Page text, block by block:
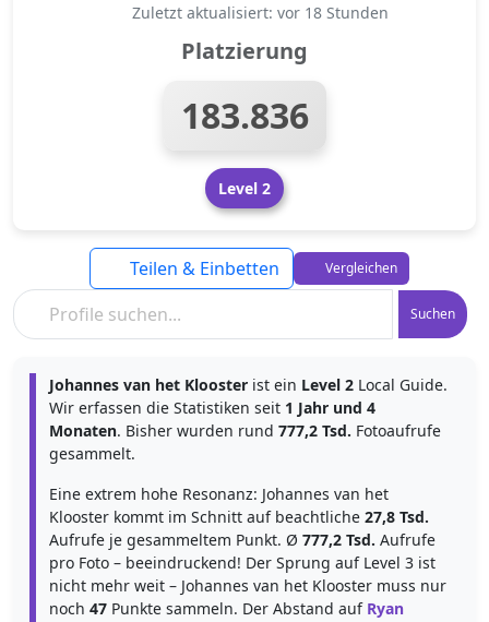
Zuletzt aktualisiert: vor 18 Stunden
Platzierung
183.836
Level 2
Suchen
Teilen & Einbetten Vergleichen
Johannes van het Klooster ist ein Level 2 Local Guide.
Wir erfassen die Statistiken seit 1 Jahr und 4
Monaten. Bisher wurden rund 777,2 Tsd. Fotoaufrufe
gesammelt.
Eine extrem hohe Resonanz: Johannes van het
Klooster kommt im Schnitt auf beachtliche 27,8 Tsd.
Aufrufe je gesammeltem Punkt. Ø 777,2 Tsd. Aufrufe
pro Foto – beeindruckend! Der Sprung auf Level 3 ist
nicht mehr weit – Johannes van het Klooster muss nur
noch 47 Punkte sammeln. Der Abstand auf Ryan